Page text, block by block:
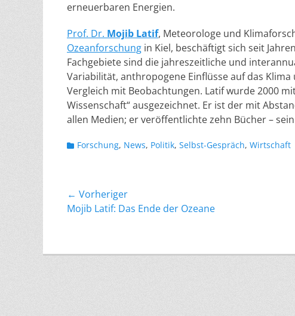
erneuerbaren Energien.
Prof. Dr. Mojib Latif, Meteorologe und
Ozeanforschung in Kiel, beschäftigt sich seit
Fachgebiete sind die jahreszeitliche und
Variabilität, anthropogene Einflüsse auf das
Vergleich mit Beobachtungen. Latif wurde 2000
Wissenschaft“ ausgezeichnet. Er ist der mit
allen Medien; er veröffentlichte zehn Bücher –
Kategorien
Forschung, News, Politik, Selbst-Gespräch, Wirtschaft
Beitragsnavigation
← Vorheriger
Vorheriger
Mojib Latif: Das Ende der Ozeane